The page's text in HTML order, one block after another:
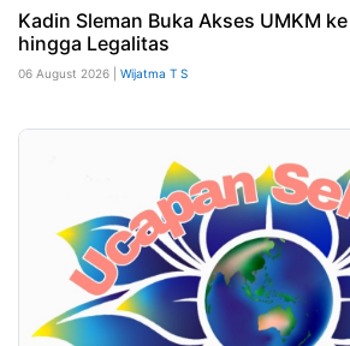
Kadin Sleman Buka Akses UMKM
hingga Legalitas
06 August 2026 | Wijatma T S